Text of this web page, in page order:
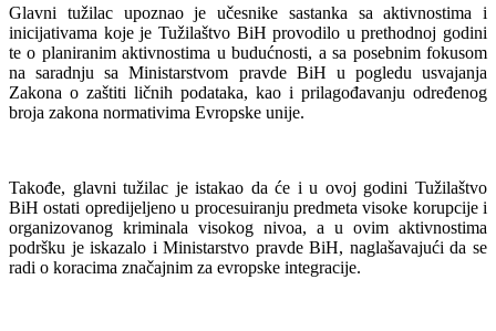
Glavni tužilac upoznao je učesnike sastanka sa aktivnostima i
inicijativama koje je Tužilaštvo BiH provodilo u prethodnoj godini
te o planiranim aktivnostima u budućnosti, a sa posebnim fokusom
na saradnju sa Ministarstvom pravde BiH u pogledu usvajanja
Zakona o zaštiti ličnih podataka, kao i prilagođavanju određenog
broja zakona normativima Evropske unije.
Takođe, glavni tužilac je istakao da će i u ovoj godini Tužilaštvo
BiH ostati opredijeljeno u procesuiranju predmeta visoke korupcije i
organizovanog kriminala visokog nivoa, a u ovim aktivnostima
podršku je iskazalo i Ministarstvo pravde BiH, naglašavajući da se
radi o koracima značajnim za evropske integracije.